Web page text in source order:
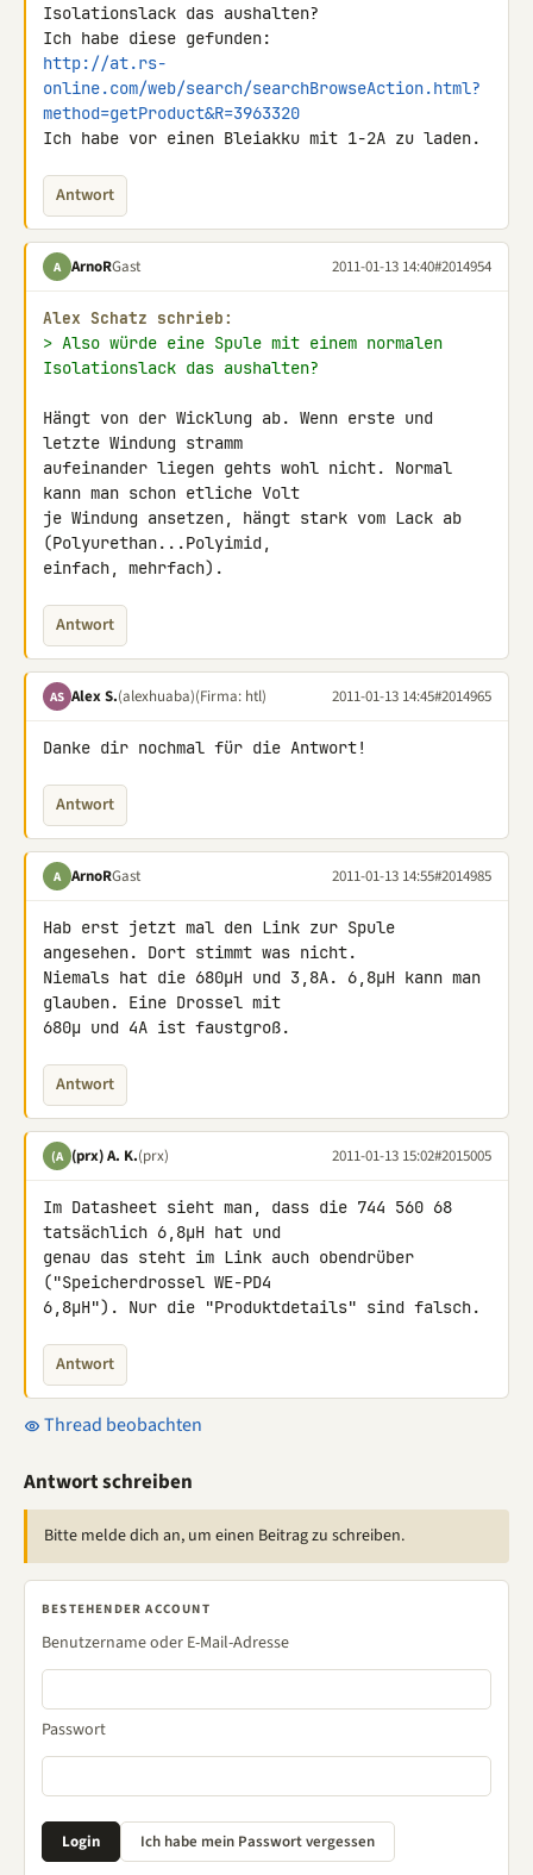
Isolationslack das aushalten?
http://at.rs-
online.com/web/search/searchBrowseAction.html?
method=getProduct&R=3963320
Ich habe vor einen Bleiakku mit 1-2A zu laden.
Antwort
A ArnoRGast 2011-01-13 14:40#2014954
Alex Schatz schrieb:
> Also würde eine Spule mit einem normalen
Isolationslack das aushalten?
Hängt von der Wicklung ab. Wenn erste und
letzte Windung stramm
aufeinander liegen gehts wohl nicht. Normal
kann man schon etliche Volt
je Windung ansetzen, hängt stark vom Lack ab
(Polyurethan...Polyimid,
einfach, mehrfach).
Antwort
AS Alex S.(alexhuaba)(Firma: htl) 2011-01-13 14:45#2014965
Danke dir nochmal für die Antwort!
Antwort
A ArnoRGast 2011-01-13 14:55#2014985
Hab erst jetzt mal den Link zur Spule
angesehen. Dort stimmt was nicht.
Niemals hat die 680µH und 3,8A. 6,8µH kann man
glauben. Eine Drossel mit
680µ und 4A ist faustgroß.
Antwort
(A (prx) A. K.(prx) 2011-01-13 15:02#2015005
Im Datasheet sieht man, dass die 744 560 68
tatsächlich 6,8µH hat und
genau das steht im Link auch obendrüber
("Speicherdrossel WE-PD4
6,8μH"). Nur die "Produktdetails" sind falsch.
Antwort
Thread beobachten
Antwort schreiben
Bitte melde dich an, um einen Beitrag zu schreiben.
BESTEHENDER ACCOUNT
Benutzername oder E-Mail-Adresse
Passwort